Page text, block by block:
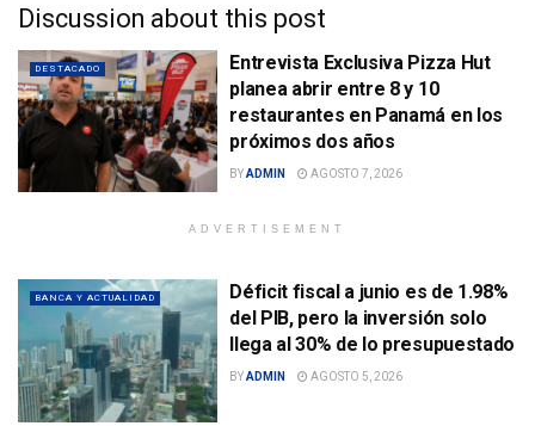
Discussion about this post
DESTACADO
Entrevista Exclusiva Pizza Hut
planea abrir entre 8 y 10
restaurantes en Panamá en los
próximos dos años
BYADMIN AGOSTO 7, 2026
ADVERTISEMENT
BANCA Y ACTUALIDAD
Déficit fiscal a junio es de 1.98%
del PIB, pero la inversión solo
llega al 30% de lo presupuestado
BYADMIN AGOSTO 5, 2026